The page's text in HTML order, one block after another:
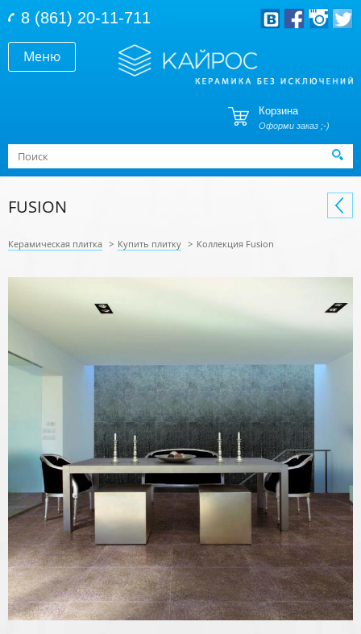
Меню
8 (861) 20-11-711
Корзина
Оформи заказ ;-)
Форма поиска
Поиск
FUSION
Керамическая плитка > Купить плитку > Коллекция Fusion